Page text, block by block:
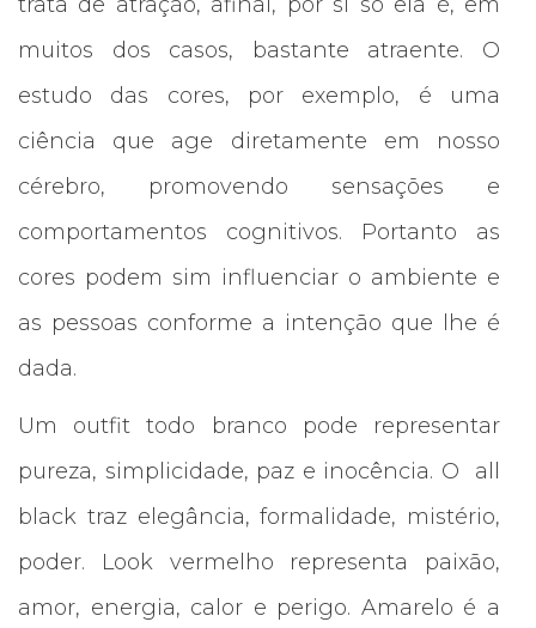
muitos dos casos, bastante atraente. O
estudo das cores, por exemplo, é uma
ciência que age diretamente em nosso
cérebro, promovendo sensações e
comportamentos cognitivos. Portanto as
cores podem sim influenciar o ambiente e
as pessoas conforme a intenção que lhe é
dada.
Um outfit todo branco pode representar
pureza, simplicidade, paz e inocência. O all
black traz elegância, formalidade, mistério,
poder. Look vermelho representa paixão,
amor, energia, calor e perigo. Amarelo é a